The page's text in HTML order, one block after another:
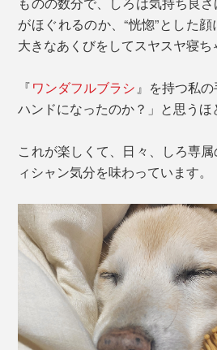
がほぐれるのか、“恍惚”とした顔
大きなあくびをしてスヤスヤ寝ち
『ワンダフルブラシ』を持つ私
ハンドになったのか？」と思うほ
これが楽しくて、日々、しろ専
ィシャン気分を味わっています。